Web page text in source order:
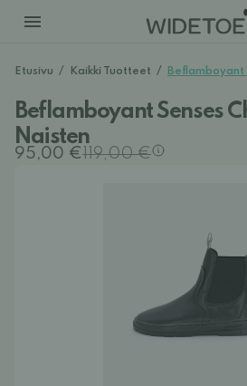
Etusivu / Kaikki Tuotteet / Beflamboyant
Beflamboyant Senses
Naisten
95,00 €119,00 €